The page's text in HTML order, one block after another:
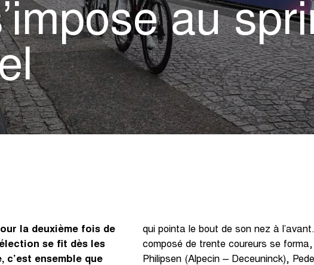
au
la deuxième fois de
se fit dès les
c’est ensemble que
qui pointa le bout de son nez à
composé de trente coureurs se
Philipsen (Alpecin – Deceuninck),